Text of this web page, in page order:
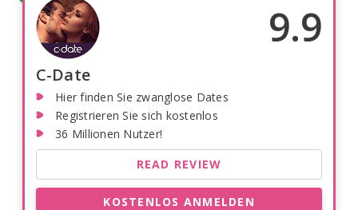
9.9
C-Date
Hier finden Sie zwanglose Dates
Registrieren Sie sich kostenlos
36 Millionen Nutzer!
READ REVIEW
KOSTENLOS ANMELDEN